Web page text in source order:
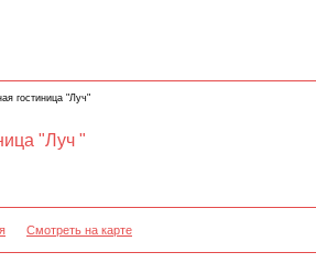
гостиница "Луч"
"Луч "
Смотреть на карте